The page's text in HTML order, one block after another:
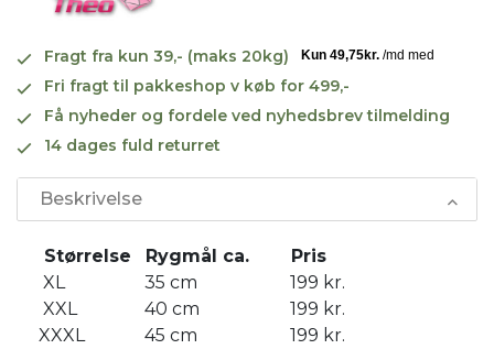
Fragt fra kun 39,- (maks 20kg)
Fri fragt til pakkeshop v køb for 499,-
Få nyheder og fordele ved nyhedsbrev tilmelding
14 dages fuld returret
Beskrivelse
Størrelse Rygmål ca.
Pris
XL
35 cm
199 kr.
XXL
40 cm
199 kr.
XXXL
45 cm
199 kr.